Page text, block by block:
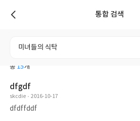
통합 검색
전체 도서
총 15개
dfgdf
skcdie 2016-10-17
dfdffddf